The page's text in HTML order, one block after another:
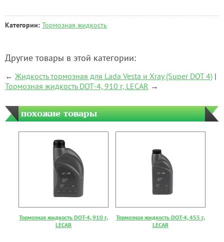
Категории: Тормозная жидкость
Другие товары в этой категории:
← Жидкость тормозная для Lada Vesta и Xray (Super DOT 4) |
Тормозная жидкость DOT-4, 910 г, LECAR →
похожие товары
Тормозная жидкость DOT-4, 910 г,
LECAR
Тормозная жидкость DOT-4, 455 г,
LECAR